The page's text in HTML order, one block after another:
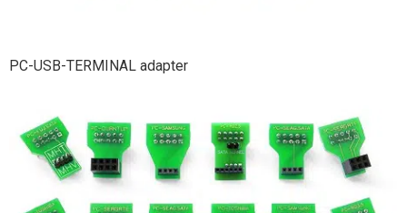
PC-USB-TERMINAL adapter